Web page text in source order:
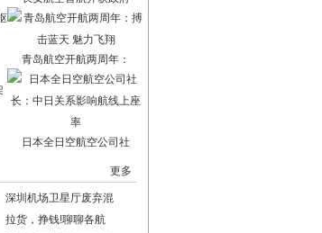
青岛航空开航两周年：
日本全日空航空公司社
更多
深圳机场卫星厅废弃混
拉货，挣钱!聊聊各航